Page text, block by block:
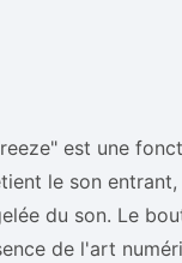
est une
le son entrant,
du son. Le
de l'art